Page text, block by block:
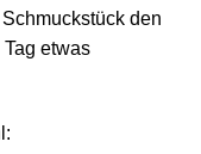
den
etwas